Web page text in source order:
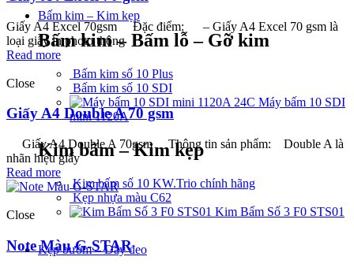
Bấm kim – Kim kẹp
Bấm kim – Bấm lỗ – Gỡ kim
Bấm kim số 10 Plus
Bấm kim số 10 SDI
Máy bấm 10 SDI
mini 1120A
Kim bấm – Kim kẹp
Kim bấm số 10 KW.Trio chính hãng
Kẹp nhựa màu C62
Kim Bấm Số 3 F0 STS01
Kẹp bướm – Dây đeo
Giấy A4 Excel 70gsm Đặc điểm: – Giấy A4 Excel 70 gsm là
loại giấy in photo thông
Read more
Close
Giấy A4 Double A 70 gsm
Giấy A4 Double A 70gsm Thông tin sản phẩm: Double A là
nhãn hiệu giấy
Read more
Close
Note Màu G-STAR